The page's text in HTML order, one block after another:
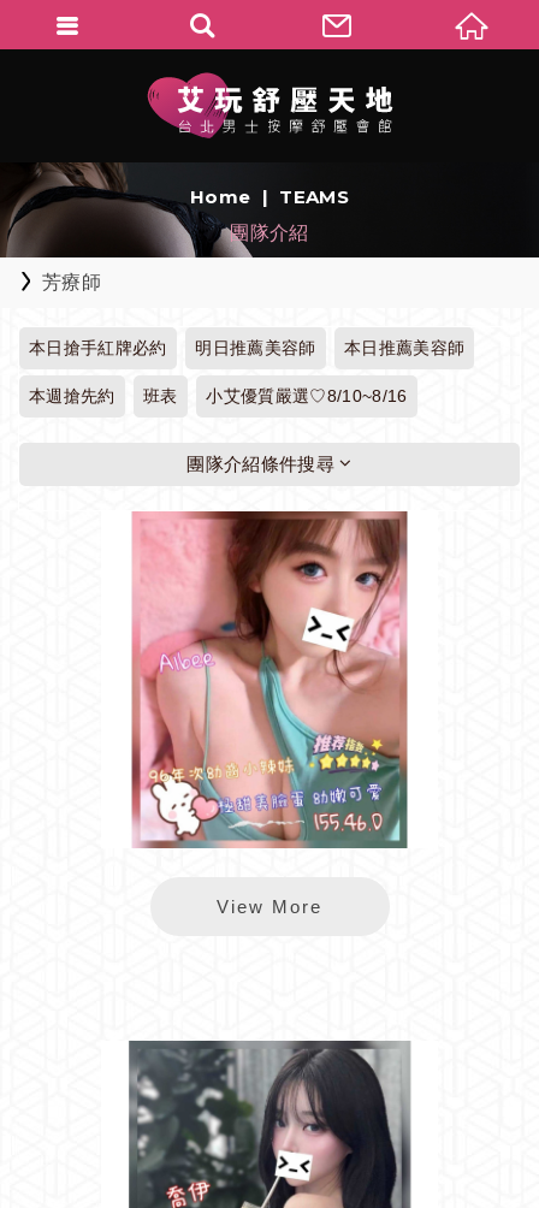
Home TEAMS
團隊介紹
芳療師
本日搶手紅牌必約 明日推薦美容師 本日推薦美容師
本週搶先約 班表 小艾優質嚴選♡8/10~8/16
團隊介紹條件搜尋
長春ALBEE
View More